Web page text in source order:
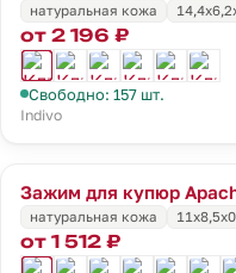
натуральная кожа
от 2 196 ₽
Свободно: 157 шт.
Indivo
Зажим для купюр
натуральная кожа
от 1 512 ₽